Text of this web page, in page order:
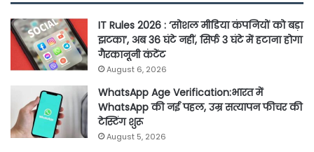
IT Rules 2026 : ‘सोशल मीडिया कंपनियों को बड़ा
झटका’, अब 36 घंटे नहीं, सिर्फ 3 घंटे में हटाना होगा
गैरकानूनी कंटेंट
August 6, 2026
WhatsApp Age Verification:भारत में
WhatsApp की नई पहल, उम्र सत्यापन फीचर की
टेस्टिंग शुरू
August 5, 2026